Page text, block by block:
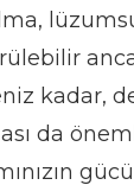
kadar,
da